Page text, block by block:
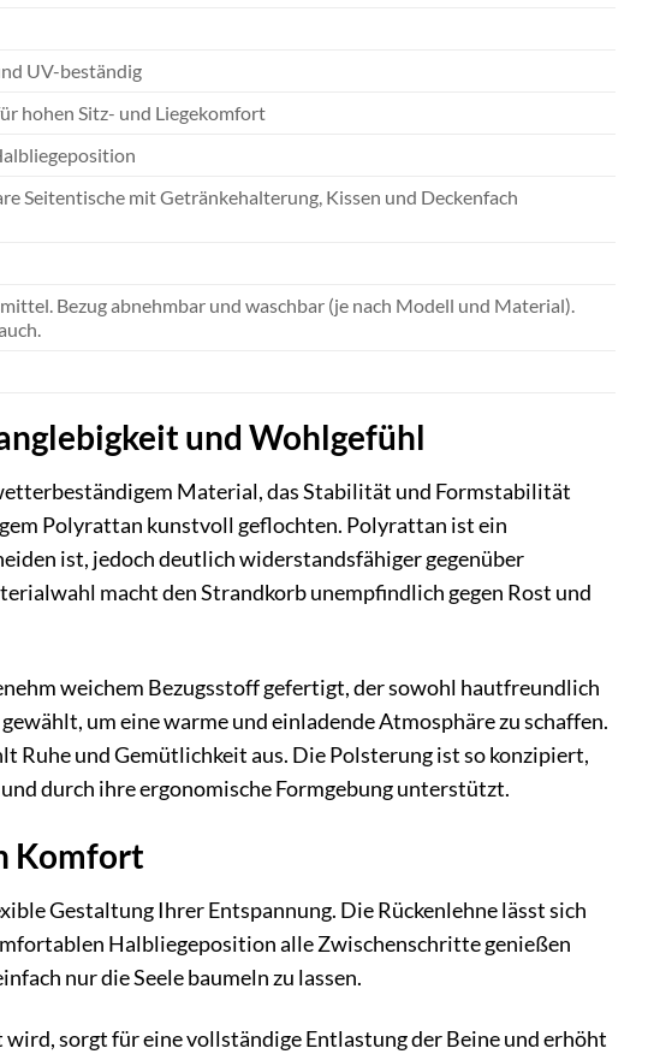
UV-beständig
hohen Sitz- und Liegekomfort
Seitentische mit Getränkehalterung, Kissen und Deckenfach
Bezug abnehmbar und waschbar (je nach Modell und Material).
und Wohlgefühl
Material, das Stabilität und Formstabilität
Polyrattan kunstvoll geflochten. Polyrattan ist ein
ist, jedoch deutlich widerstandsfähiger gegenüber
macht den Strandkorb unempfindlich gegen Rost und
weichem Bezugsstoff gefertigt, der sowohl hautfreundlich
um eine warme und einladende Atmosphäre zu schaffen.
Ruhe und Gemütlichkeit aus. Die Polsterung ist so konzipiert,
durch ihre ergonomische Formgebung unterstützt.
Komfort
Gestaltung Ihrer Entspannung. Die Rückenlehne lässt sich
Halbliegeposition alle Zwischenschritte genießen
nur die Seele baumeln zu lassen.
sorgt für eine vollständige Entlastung der Beine und erhöht